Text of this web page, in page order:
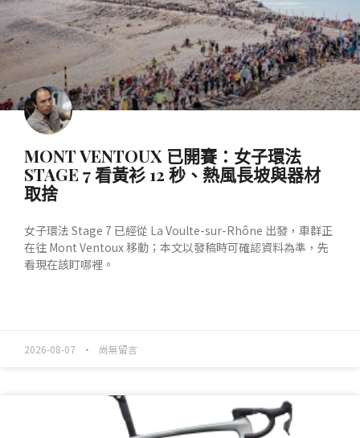
MONT VENTOUX 已開賽：女子環法
STAGE 7 看黃衫 12 秒、熱風長坡與器材
取捨
女子環法 Stage 7 已經從 La Voulte-sur-Rhône 出發，車群正
在往 Mont Ventoux 移動；本文以發稿時可確認資料為準，先
看現在該盯哪裡。
2026-08-07 尚無留言